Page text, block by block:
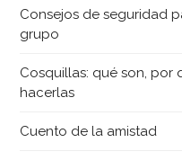
Consejos de seguridad
grupo
Cosquillas: qué son, por
hacerlas
Cuento de la amistad